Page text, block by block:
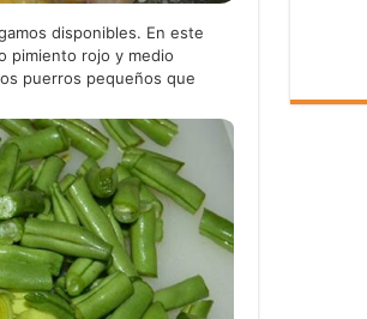
disponibles. En este
pimiento rojo y medio
puerros pequeños que